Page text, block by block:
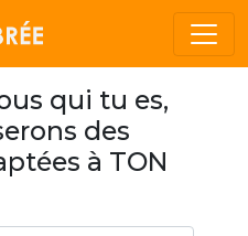
qui tu es,
des
à TON